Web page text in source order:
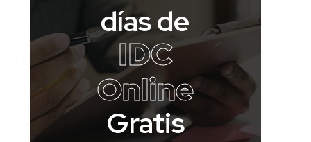
días de
IDC
Online
Gratis